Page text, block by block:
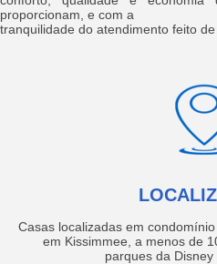
proporcionam, e com a
tranquilidade do atendimento feito
Casas localizadas em
em Kissimmee, a menos de
parques da Disney